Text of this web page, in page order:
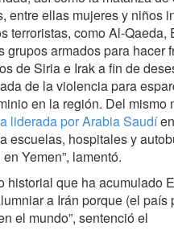
entre ellas mujeres y niños
terroristas, como Al-Qaeda,
grupos armados para hacer
de Siria e Irak a fin de
de la violencia para
en la región. Del mismo
liderada por Arabia Saudí
escuelas, hospitales y
Yemen”, lamentó.
historial que ha acumulado
a Irán porque (el país
el mundo”, sentenció el